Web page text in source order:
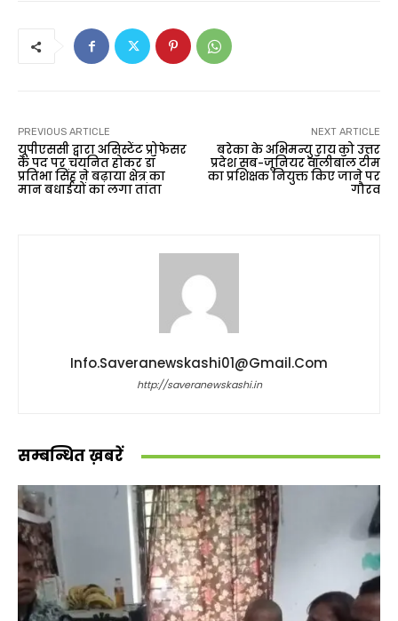
PREVIOUS ARTICLE
यूपीएससी द्वारा असिस्टेंट प्रोफेसर
के पद पर चयनित होकर डॉ
प्रतिभा सिंह ने बढ़ाया क्षेत्र का
मान बधाईयों का लगा तांता
NEXT ARTICLE
बरेका के अभिमन्यु राय को उत्तर
प्रदेश सब-जूनियर वॉलीबॉल टीम
का प्रशिक्षक नियुक्त किए जाने पर
गौरव
Info.saveranewskashi01@gmail.com
http://saveranewskashi.in
सम्बन्धित ख़बरें